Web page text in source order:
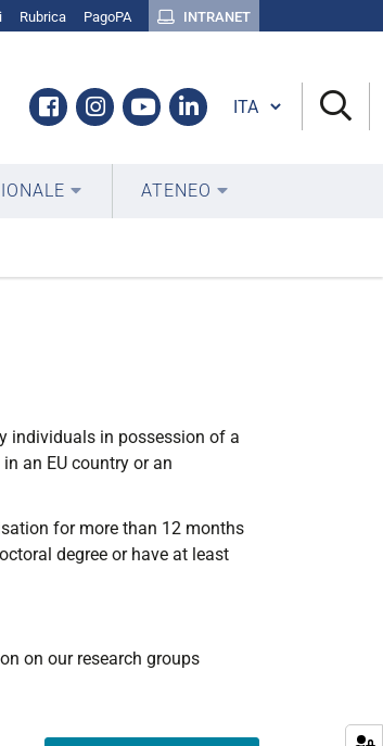
Rubrica PagoPA INTRANET
Facebook
Instagram
YoutubeLinkedin
Cambia lingua
ATENEO
individuals in possession of a
an EU country or an
for more than 12 months
degree or have at least
on our research groups